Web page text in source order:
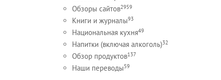
Обзоры сайтов2959
Книги и журналы93
Национальная кухня49
Напитки (включая алкоголь)32
Обзор продуктов137
Наши переводы59